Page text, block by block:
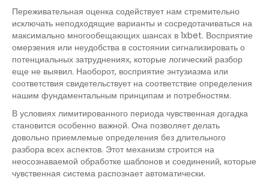
Переживательная оценка содействует нам стремительно
исключать неподходящие варианты и сосредотачиваться на
максимально многообещающих шансах в 1xbet. Восприятие
омерзения или неудобства в состоянии сигнализировать о
потенциальных затруднениях, которые логический разбор
еще не выявил. Наоборот, восприятие энтузиазма или
соответствия свидетельствует на соответствие определения
нашим фундаментальным принципам и потребностям.
В условиях лимитированного периода чувственная догадка
становится особенно важной. Она позволяет делать
довольно приемлемые определения без длительного
разбора всех аспектов. Этот механизм строится на
неосознаваемой обработке шаблонов и соединений, которые
чувственная система распознает автоматически.